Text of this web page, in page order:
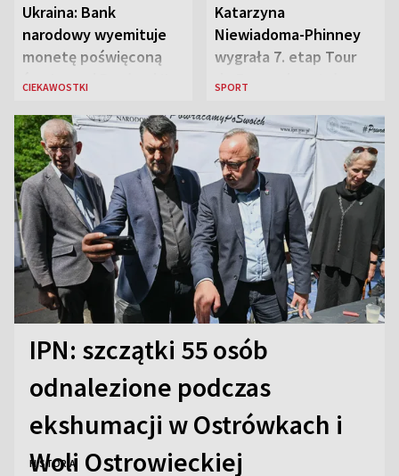
Ukraina: Bank
narodowy wyemituje
monetę poświęconą
św. Janowi Pawłowi II
CIEKAWOSTKI
Katarzyna
Niewiadoma-Phinney
wygrała 7. etap Tour
de France i została
SPORT
IPN: szczątki 55 osób
odnalezione podczas
ekshumacji w Ostrówkach i
Woli Ostrowieckiej
HISTORIA